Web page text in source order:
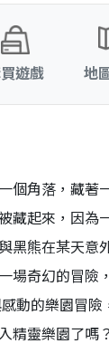
遊戲 地
個角落，藏著
藏起來，因為
黑熊在某天意
場奇幻的冒
動的樂園冒險
精靈樂園了嗎？